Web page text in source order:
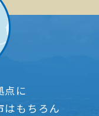
点に
はもちろん